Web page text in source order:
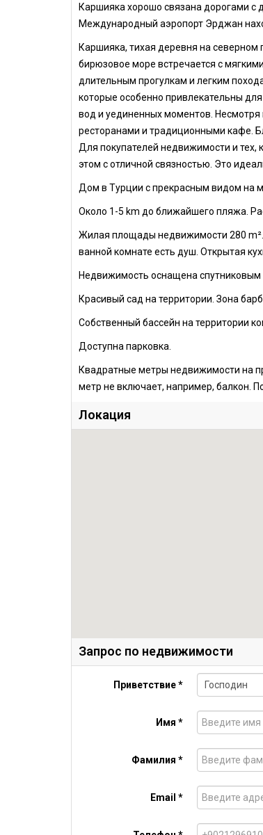
Каршияка хорошо связана дорогами с
Международный аэропорт Эрджан
Каршияка, тихая деревня на
бирюзовое море встречается с
длительным прогулкам и легким
которые особенно привлекательны
вод и уединенных моментов.
ресторанами и традиционными кафе.
Для покупателей недвижимости и тех,
этом с отличной связностью. Это
Дом в Турции с прекрасным видом на
Около 1-5 km до ближайшего пляжа.
Жилая площады недвижимости 280 m².
ванной комнате есть душ. Открытая
Недвижимость оснащена
Красивый сад на территории. Зона
Собственный бассейн на территории
Доступна парковка.
Квадратные метры недвижимости на
метр не включает, например, балкон.
Локация
Запрос по недвижимости
Приветствие *
Имя *
Фамилия *
Email *